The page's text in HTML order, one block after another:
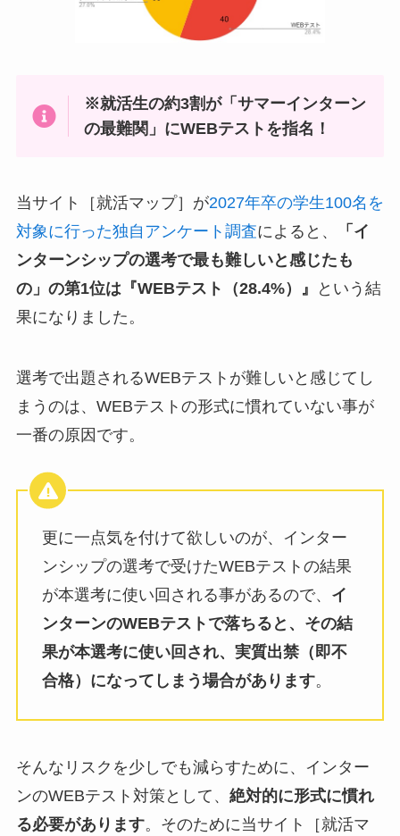
※就活生の約3割が「サマーインターン
の最難関」にWEBテストを指名！
当サイト［就活マップ］が2027年卒の学生100名を
対象に行った独自アンケート調査によると、
「イ
ンターンシップの選考で最も難しいと感じたも
の」の第1位は『WEBテスト（28.4%）』
という結
果になりました。
選考で出題されるWEBテストが難しいと感じてし
まうのは、WEBテストの形式に慣れていない事が
一番の原因です。
更に一点気を付けて欲しいのが、インター
ンシップの選考で受けたWEBテストの結果
が本選考に使い回される事があるので、 イ
ンターンのWEBテストで落ちると、その結
果が本選考に使い回され、実質出禁（即不
合格）になってしまう場合があります。
そんなリスクを少しでも減らすために、インター
ンのWEBテスト対策として、 絶対的に形式に慣れ
る必要があります。そのために当サイト［就活マ